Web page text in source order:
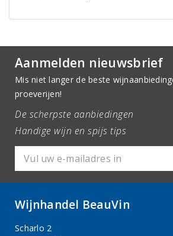
Aanmelden nieuwsbrief
Mis niet langer de beste
proeverijen!
De scherpste aanbiedingen
Handige wijn en spijs tips
Wijnhandel BeauVin
Scharlo 2